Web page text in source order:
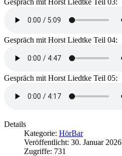
Gespräch mit Horst Liedtke Teil 04:
Gespräch mit Horst Liedtke Teil 05:
Details
Kategorie: HörBar
Veröffentlicht: 30. Januar 2026
Zugriffe: 731